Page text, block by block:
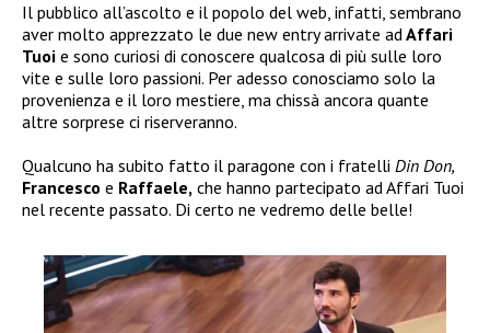
Il pubblico all’ascolto e il popolo del web, infatti, sembrano
aver molto apprezzato le due new entry arrivate adAffari
Tuoi e sono curiosi di conoscere qualcosa di più sulle loro
vite e sulle loro passioni. Per adesso conosciamo solo la
provenienza e il loro mestiere, ma chissà ancora quante
altre sorprese ci riserveranno.
Qualcuno ha subito fatto il paragone con i fratelli Din Don,
Francesco e Raffaele, che hanno partecipato ad Affari Tuoi
nel recente passato. Di certo ne vedremo delle belle!